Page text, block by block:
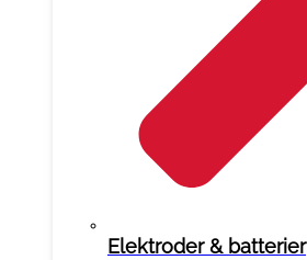
Elektroder & batterier